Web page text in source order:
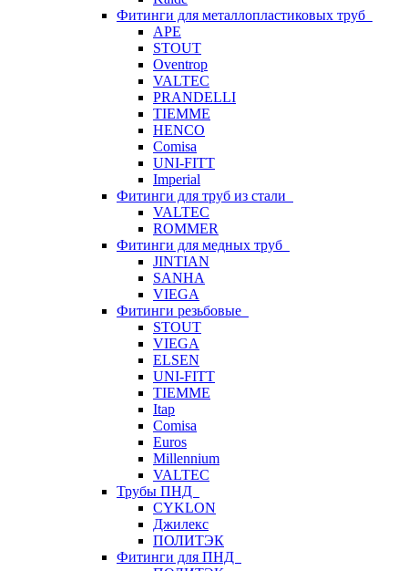
Фитинги для металлопластиковых труб
APE
STOUT
Oventrop
VALTEC
PRANDELLI
TIEMME
HENCO
Comisa
UNI-FITT
Imperial
Фитинги для труб из стали
VALTEC
ROMMER
Фитинги для медных труб
JINTIAN
SANHA
VIEGA
Фитинги резьбовые
STOUT
VIEGA
ELSEN
UNI-FITT
TIEMME
Itap
Comisa
Euros
Millennium
VALTEC
Трубы ПНД
CYKLON
Джилекс
ПОЛИТЭК
Фитинги для ПНД